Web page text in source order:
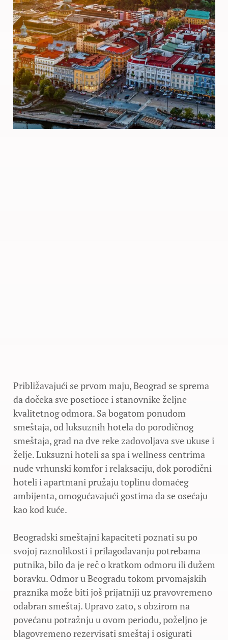
Približavajući se prvom maju, Beograd se sprema
da dočeka sve posetioce i stanovnike željne
kvalitetnog odmora. Sa bogatom ponudom
smeštaja, od luksuznih hotela do porodičnog
smeštaja, grad na dve reke zadovoljava sve ukuse i
želje. Luksuzni hoteli sa spa i wellness centrima
nude vrhunski komfor i relaksaciju, dok porodični
hoteli i apartmani pružaju toplinu domaćeg
ambijenta, omogućavajući gostima da se osećaju
kao kod kuće.
Beogradski smeštajni kapaciteti poznati su po
svojoj raznolikosti i prilagođavanju potrebama
putnika, bilo da je reč o kratkom odmoru ili dužem
boravku. Odmor u Beogradu tokom prvomajskih
praznika može biti još prijatniji uz pravovremeno
odabran smeštaj. Upravo zato, s obzirom na
povećanu potražnju u ovom periodu, poželjno je
blagovremeno rezervisati smeštaj i osigurati